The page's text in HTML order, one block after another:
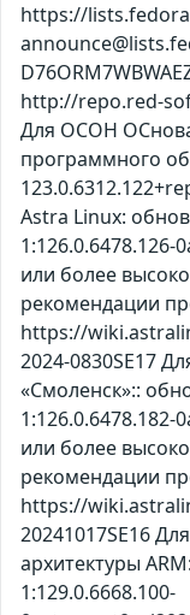
https://
http://repo.red-
Для ОСОН
программного
Astra Linux:
1:126.0.6478.126-
или более
рекомендации
https://
2024-0830SE17
«Смоленск»::
1:126.0.6478.182-
или более
рекомендации
https://
20241017SE16
архитектуры
1:129.0.6668.100-